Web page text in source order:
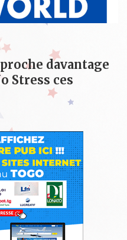
davantage
Stress ces